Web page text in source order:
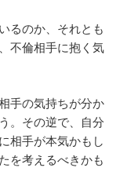
るのか、それとも
不倫相手に抱く気
手の気持ちが分か
。その逆で、自分
相手が本気かもし
を考えるべきかも